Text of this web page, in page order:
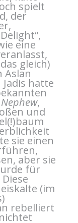
spielt
der
eine
gleich)
Aslan
Jadis hatte
Nephew,
und
sie einen
aber sie
für
(im
rebelliert